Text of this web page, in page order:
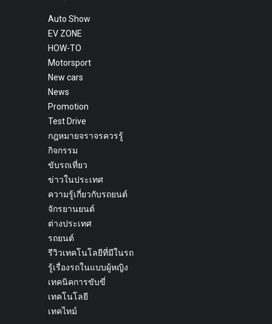
Auto Show
EV ZONE
HOW-TO
Motorsport
New cars
News
Promotion
Test Drive
กฎหมายจราจรควรรู้
กิจกรรม
ขับรถเที่ยว
ข่าวในประเทศ
ความรู้เกี่ยวกับรถยนต์
จักรยานยนต์
ต่างประเทศ
รถยนต์
รีวิวเทคโนโลยีที่มีในรถ
รู้เรื่องรถในแบบผู้หญิง
เทคนิคการขับขี่
เทคโนโลยี
เทคไทม์